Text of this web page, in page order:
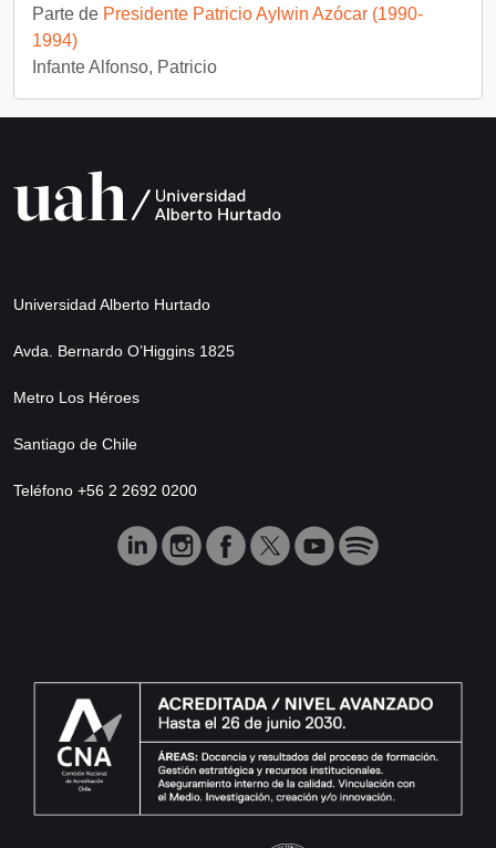
Parte de Presidente Patricio Aylwin Azócar (1990-
1994)
Infante Alfonso, Patricio
Universidad Alberto Hurtado
Avda. Bernardo O’Higgins 1825
Metro Los Héroes
Santiago de Chile
Teléfono +56 2 2692 0200